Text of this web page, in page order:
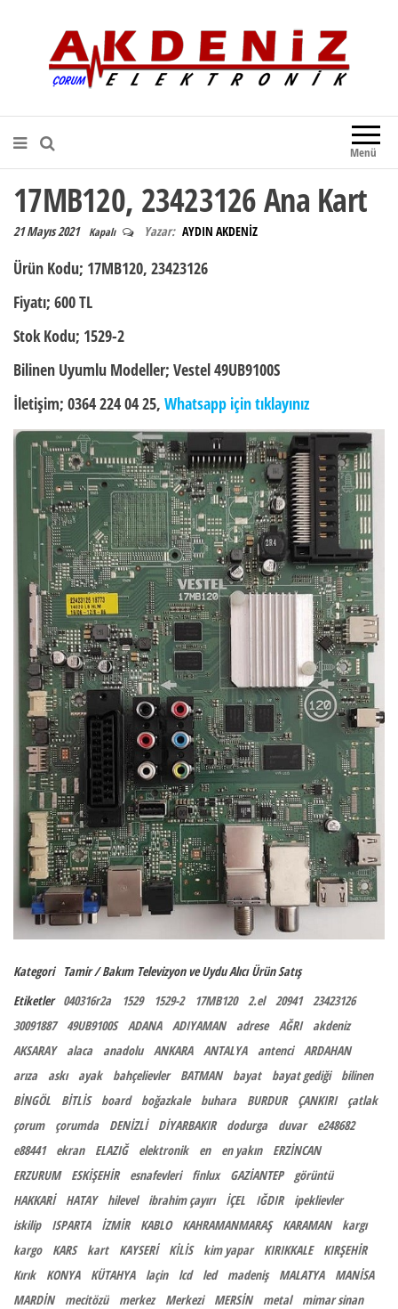
Akdeniz Elektronik
Teknik Destek, Kaliteli Hizmet |
Çorum Elektronik Firması
Menü
17MB120, 23423126 Ana Kart
21 Mayıs 2021 Kapalı Yazar: AYDIN AKDENİZ
Ürün Kodu; 17MB120, 23423126
Fiyatı; 600 TL
Stok Kodu; 1529-2
Bilinen Uyumlu Modeller; Vestel 49UB9100S
İletişim; 0364 224 04 25, Whatsapp için tıklayınız
Kategori Tamir / Bakım Televizyon ve Uydu Alıcı Ürün Satış
Etiketler 040316r2a 1529 1529-2 17MB120 2.el 20941
23423126
30091887
49UB9100S ADANA ADIYAMAN adrese AĞRI
akdeniz
AKSARAY
alaca anadolu ANKARA ANTALYA antenci
ARDAHAN
arıza
askı ayak bahçelievler BATMAN bayat bayat gediği
bilinen
BİNGÖL
BİTLİS board boğazkale buhara BURDUR ÇANKIRI
çatlak
çorum
çorumda DENİZLİ DİYARBAKIR dodurga duvar
e248682
e88441
ekran ELAZIĞ elektronik en en yakın
ERZİNCAN
ERZURUM
ESKİŞEHİR esnafevleri finlux GAZİANTEP
görüntü
HAKKARİ
HATAY hilevel ibrahim çayırı İÇEL IĞDIR
ipeklievler
iskilip
ISPARTA İZMİR KABLO KAHRAMANMARAŞ KARAMAN
kargı
kargo
KARS kart KAYSERİ KİLİS kim yapar KIRIKKALE
KIRŞEHİR
Kırık
KONYA KÜTAHYA laçin lcd led madeniş MALATYA
MANİSA
MARDİN
mecitözü merkez Merkezi MERSİN metal
mimar sinan